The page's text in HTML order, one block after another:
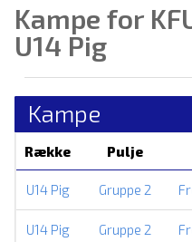
Kampe for
U14 Pig
Kampe
Række Pulje
U14 Pig Gruppe 2
U14 Pig Gruppe 2